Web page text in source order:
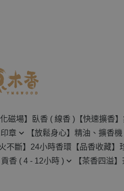
化磁場】臥香 ( 線香 )【快速擴香
章 【放鬆身心】精油、擴香機
火不斷】24小時香環 【品香收藏】
貢香 ( 4 - 12小時 ) 【茶香四溢